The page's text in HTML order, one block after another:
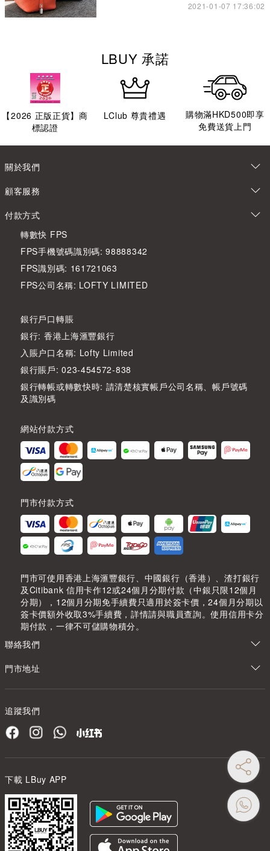
2021-01-07 17:36:02
LBUY 承諾
【2026 正版正貨】商
標認證
LClub 尊貴禮遇
購物滿HKD500即享
免費送貨上門
關於我們
顧客服務
付款方式
轉數快 FPS
FPS手機號碼識別碼: 98888342
FPS識別碼: 161721063
FPS公司名稱: LOFTY LIMITED
銀行戶口轉賬
銀行: 香港上海滙豐銀行
入賬户口名稱: Lofty Limited
銀行賬戶: 023-454572-838
銀行轉帳或轉數快時: 請清楚核實帳戶公司名稱、帳戶號碼
及識別碼
網站付款方式
門市付款方式
門市可使用香港上海滙豐銀行、中國銀行（香港）、渣打銀行
及Citibank 信用卡作12或24個月分期付款（中銀只限12個月
分期），12個月分期免手續費只適用於簽卡價，24個月分期以
簽卡價額外收取3%手續費，詳情請與職員查詢。使用信用卡分
期付款，一律不可儲購物積分。
聯絡我們
門市地址
追蹤我們
下載 LBuy APP